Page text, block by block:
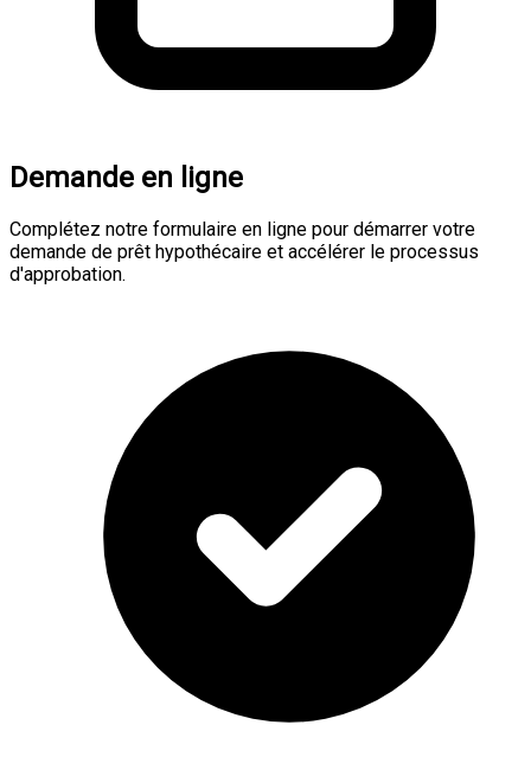
Demande en ligne
Complétez notre formulaire en ligne pour démarrer votre
demande de prêt hypothécaire et accélérer le processus
d'approbation.